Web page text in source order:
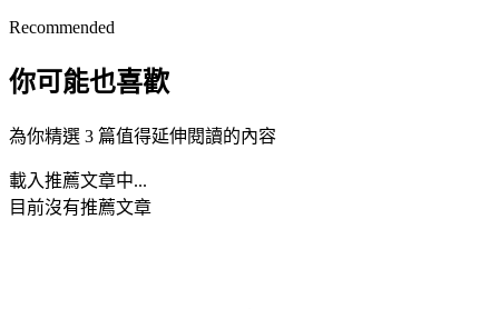
Recommended
你可能也喜歡
為你精選 3 篇值得延伸閱讀的內容
載入推薦文章中...
目前沒有推薦文章